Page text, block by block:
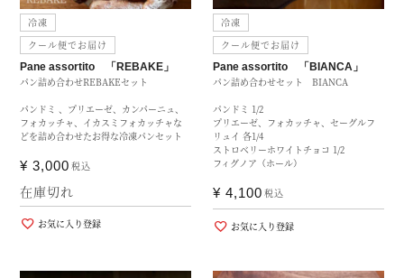
冷凍
クール便でお届け
パン詰め合わせREBAKEセット
パンドミ 、プリエーゼ、カンパーニュ、
フォカッチャ、イカスミフォカッチャな
どを詰め合わせたお得な冷凍パンセット
Pane assortito 「REBAKE」
¥ 3,000 税込
在庫切れ
お気に入り登録
冷凍
クール便でお届け
パン詰め合わせセット BIANCA
パンドミ 1/2
プリエーゼ、フォカッチャ、セーグルフ
リュイ 各1/4
ストロベリーホワイトチョコ 1/2
フィグノア（ホール）
Pane assortito 「BIANCA」
¥ 4,100 税込
お気に入り登録